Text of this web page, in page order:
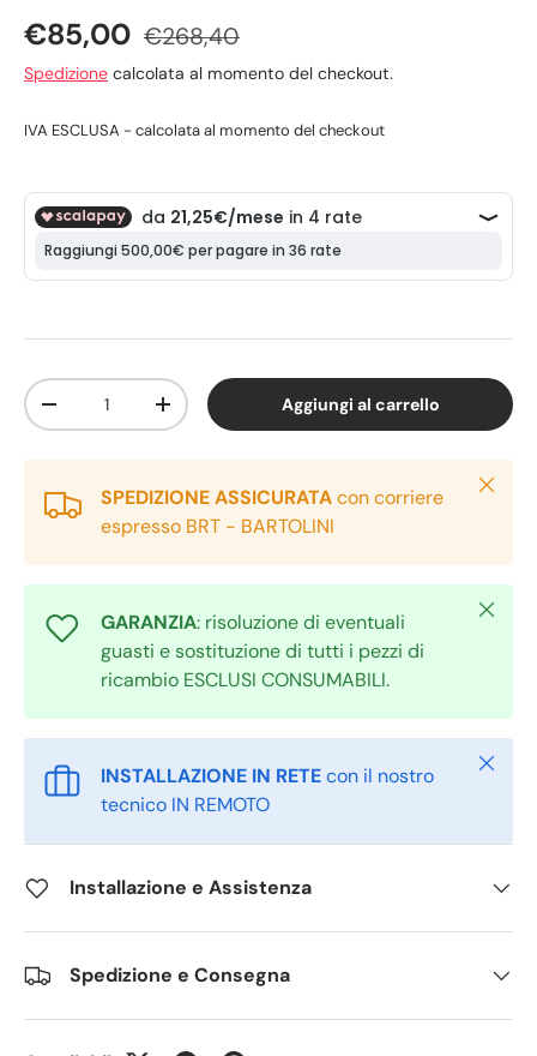
€85,00 €268,40
Spedizione calcolata al momento del checkout.
IVA ESCLUSA - calcolata al momento del checkout
Q.tà
-
+ Aggiungi al carrello
SPEDIZIONE ASSICURATAcon corriere
espresso BRT - BARTOLINI
Chiudi
GARANZIA: risoluzione di eventuali
guasti e sostituzione di tutti i pezzi di
ricambio ESCLUSI CONSUMABILI.
Chiudi
INSTALLAZIONE IN RETEcon il nostro
tecnico IN REMOTO
Chiudi
Installazione e Assistenza
Spedizione e Consegna